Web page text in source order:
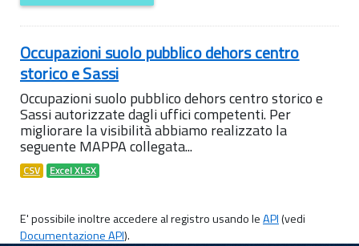
Occupazioni suolo pubblico dehors centro
storico e Sassi
Occupazioni suolo pubblico dehors centro storico e
Sassi autorizzate dagli uffici competenti. Per
migliorare la visibilità abbiamo realizzato la
seguente MAPPA collegata...
CSV Excel XLSX
E' possibile inoltre accedere al registro usando leAPI(vedi
Documentazione API).